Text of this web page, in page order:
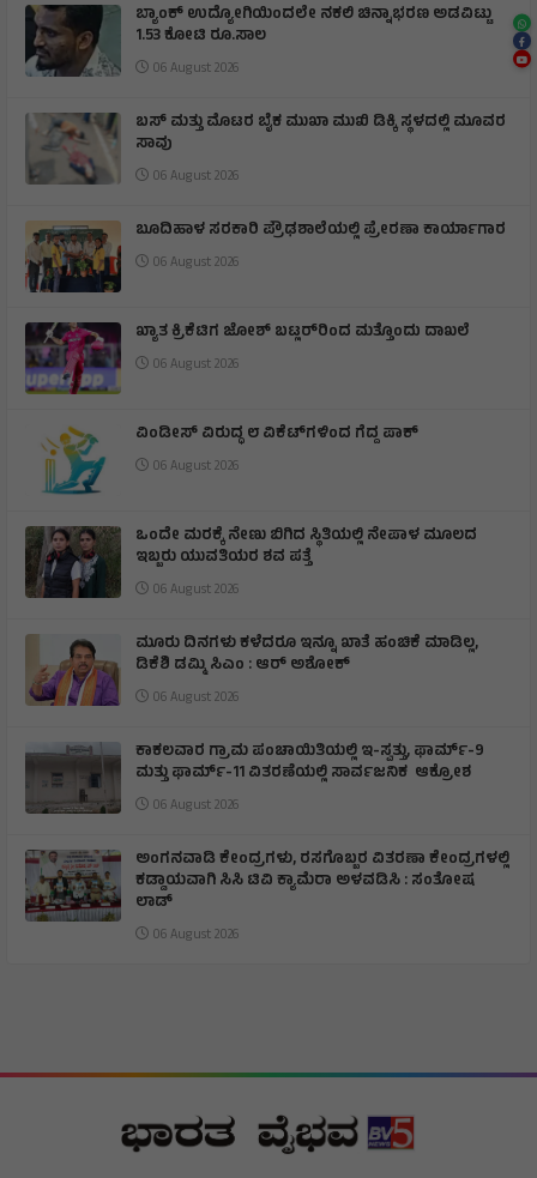
ಬ್ಯಾಂಕ್‌ ಉದ್ಯೋಗಿಯಿಂದಲೇ ನಕಲಿ ಚಿನ್ನಾಭರಣ ಅಡವಿಟ್ಟು
1.53 ಕೋಟಿ ರೂ.ಸಾಲ
06 August 2026
ಬಸ್ ಮತ್ತು ಮೊಟರ ಬೈಕ ಮುಖಾ ಮುಖಿ‌ ಡಿಕ್ಕಿ ಸ್ಥಳದಲ್ಲಿ ಮೂವರ
ಸಾವು
06 August 2026
ಬೂದಿಹಾಳ ಸರಕಾರಿ ಪ್ರೌಢಶಾಲೆಯಲ್ಲಿ ಪ್ರೇರಣಾ ಕಾರ್ಯಾಗಾರ
06 August 2026
ಖ್ಯಾತ ಕ್ರಿಕೆಟಿಗ ಜೋಶ್ ಬಟ್ಲರ್‌ರಿಂದ ಮತ್ತೊಂದು ದಾಖಲೆ
06 August 2026
ವಿಂಡೀಸ್ ವಿರುದ್ಧ ೮ ವಿಕೆಟ್‌ಗಳಿಂದ ಗೆದ್ದ ಪಾಕ್
06 August 2026
ಒಂದೇ ಮರಕ್ಕೆ ನೇಣು ಬಿಗಿದ ಸ್ಥಿತಿಯಲ್ಲಿ ನೇಪಾಳ ಮೂಲದ
ಇಬ್ಬರು ಯುವತಿಯರ ಶವ ಪತ್ತೆ
06 August 2026
ಮೂರು ದಿನಗಳು ಕಳೆದರೂ ಇನ್ನೂ ಖಾತೆ ಹಂಚಿಕೆ ಮಾಡಿಲ್ಲ,
ಡಿಕೆಶಿ ಡಮ್ಮಿ ಸಿಎಂ : ಆರ್ ಅಶೋಕ್
06 August 2026
ಕಾಕಲವಾರ ಗ್ರಾಮ ಪಂಚಾಯಿತಿಯಲ್ಲಿ ಇ-ಸ್ವತ್ತು, ಫಾರ್ಮ್-9
ಮತ್ತು ಫಾರ್ಮ್-11 ವಿತರಣೆಯಲ್ಲಿ ಸಾರ್ವಜನಿಕ ಆಕ್ರೋಶ
06 August 2026
ಅಂಗನವಾಡಿ ಕೇಂದ್ರಗಳು, ರಸಗೊಬ್ಬರ ವಿತರಣಾ ಕೇಂದ್ರಗಳಲ್ಲಿ
ಕಡ್ಡಾಯವಾಗಿ ಸಿಸಿ ಟಿವಿ ಕ್ಯಾಮೆರಾ ಅಳವಡಿಸಿ : ಸಂತೋಷ
ಲಾಡ್
06 August 2026